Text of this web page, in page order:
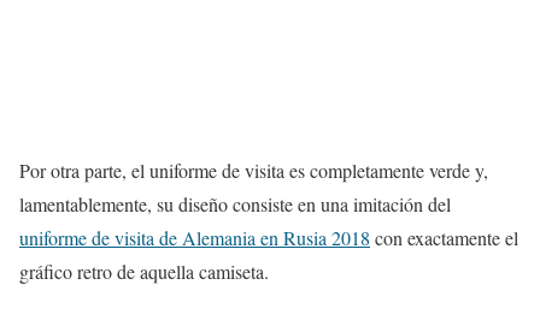
Por otra parte, el uniforme de visita es completamente verde y,
lamentablemente, su diseño consiste en una imitación del
uniforme de visita de Alemania en Rusia 2018 con exactamente el
gráfico retro de aquella camiseta.